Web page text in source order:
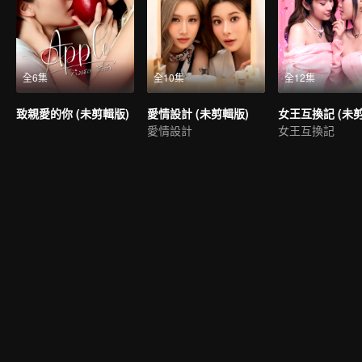
全6集
致親愛的你 (未剪輯版)
全10集
愛情設計 (未剪輯版)
愛情設計
全12集
女王互換記 (未
女王互換記